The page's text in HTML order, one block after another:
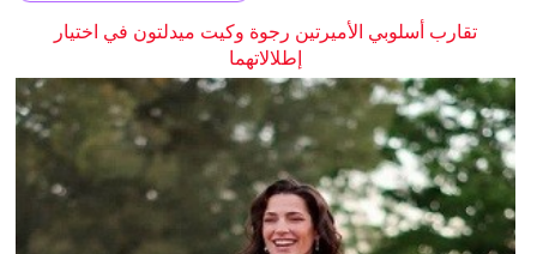
تقارب أسلوبي الأميرتين رجوة وكيت ميدلتون في اختيار
إطلالاتهما